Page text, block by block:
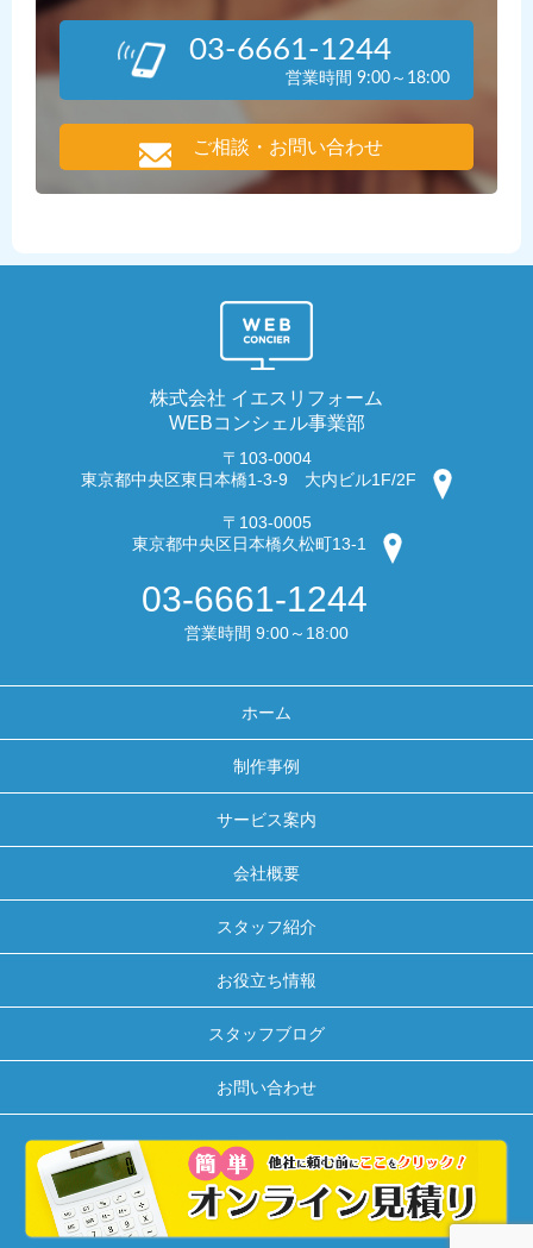
03-6661-1244
営業時間 9:00～18:00
ご相談・お問い合わせ
株式会社 イエスリフォーム
WEBコンシェル事業部
〒103-0004
東京都中央区東日本橋1-3-9 大内ビル1F/2F
〒103-0005
東京都中央区日本橋久松町13-1
03-6661-1244
営業時間 9:00～18:00
ホーム
制作事例
サービス案内
会社概要
スタッフ紹介
お役立ち情報
スタッフブログ
お問い合わせ